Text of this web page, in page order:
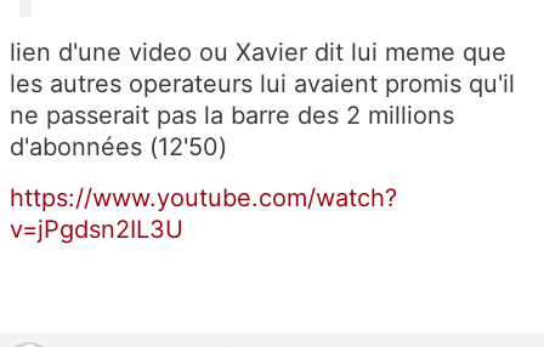
lien d'une video ou Xavier dit lui meme que
les autres operateurs lui avaient promis qu'il
ne passerait pas la barre des 2 millions
d'abonnées (12'50)
https://www.youtube.com/watch?
v=jPgdsn2IL3U